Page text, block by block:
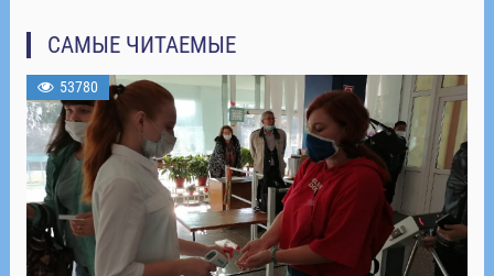
САМЫЕ ЧИТАЕМЫЕ
53780